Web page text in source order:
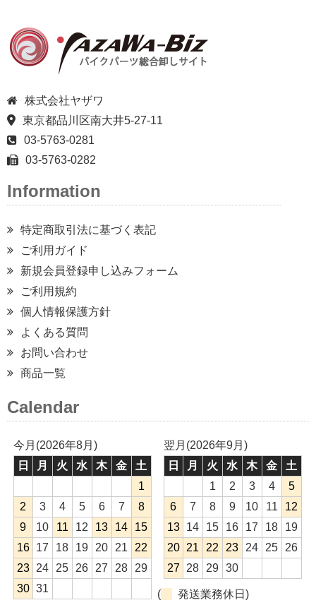
株式会社ヤザワ
東京都品川区南大井5-27-11
03-5763-0281
03-5763-0282
Information
特定商取引法に基づく表記
ご利用ガイド
新規会員登録申し込みフォーム
ご利用規約
個人情報保護方針
よくある質問
お問い合わせ
商品一覧
Calendar
今月(2026年8月)
日
月 火 水 木 金
土
1
2
3 4 5 6 7
8
9
10 11 12 13 14
15
16
17 18 19 20 21
22
23
24 25 26 27 28
29
30 31
翌月(2026年9月)
日
月 火 水 木 金
土
1
2 3 4
5
6
7 8 9 10 11
12
13
14 15 16 17 18
19
20
21 22 23 24 25
26
27
28 29 30
( 発送業務休日)